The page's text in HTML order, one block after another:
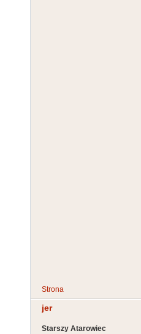
Strona
jer
Starszy Atarowiec